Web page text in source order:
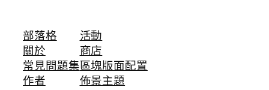
部落格
關於
常見問題集
作者
活動
商店
區塊版面配置
佈景主題